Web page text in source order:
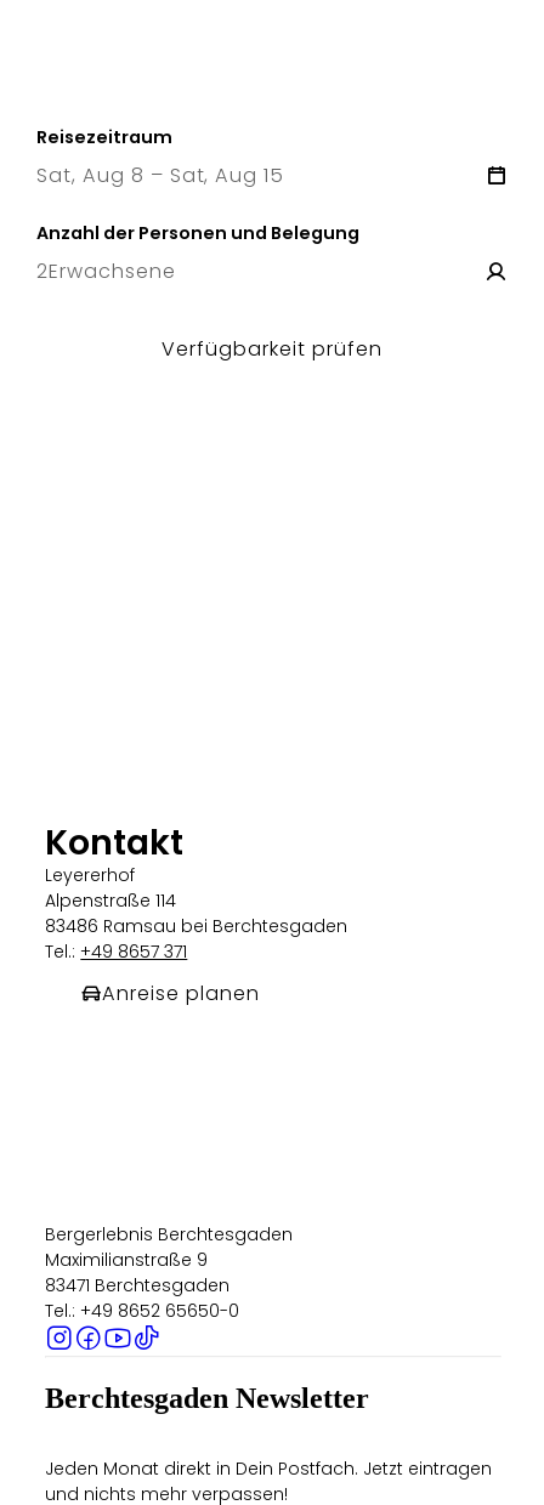
Reisezeitraum
Sat, Aug 8 – Sat, Aug 15
Anzahl der Personen und Belegung
2Erwachsene
Verfügbarkeit prüfen
Kontakt
Leyererhof
Alpenstraße 114
83486 Ramsau bei Berchtesgaden
Tel.:+49 8657 371
Anreise planen
Bergerlebnis Berchtesgaden
Maximilianstraße 9
83471 Berchtesgaden
Tel.: +49 8652 65650-0
Berchtesgaden Newsletter
Jeden Monat direkt in Dein Postfach. Jetzt eintragen
und nichts mehr verpassen!